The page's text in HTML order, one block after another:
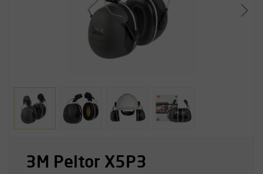
3M Peltor X5P3